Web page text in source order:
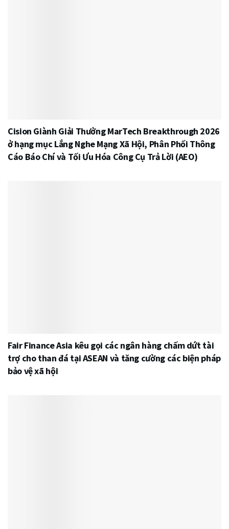
Cision Giành Giải Thưởng MarTech Breakthrough 2026
ở hạng mục Lắng Nghe Mạng Xã Hội, Phân Phối Thông
Cáo Báo Chí và Tối Ưu Hóa Công Cụ Trả Lời (AEO)
Fair Finance Asia kêu gọi các ngân hàng chấm dứt tài
trợ cho than đá tại ASEAN và tăng cường các biện pháp
bảo vệ xã hội